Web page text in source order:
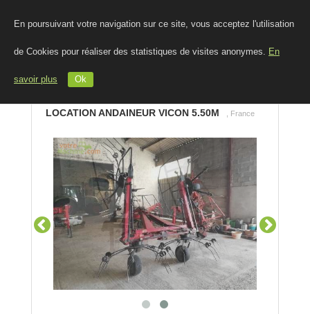
En poursuivant votre navigation sur ce site, vous acceptez l'utilisation
de Cookies pour réaliser des statistiques de visites anonymes. En
savoir plus Ok
LOCATION ANDAINEUR VICON 5.50M , France